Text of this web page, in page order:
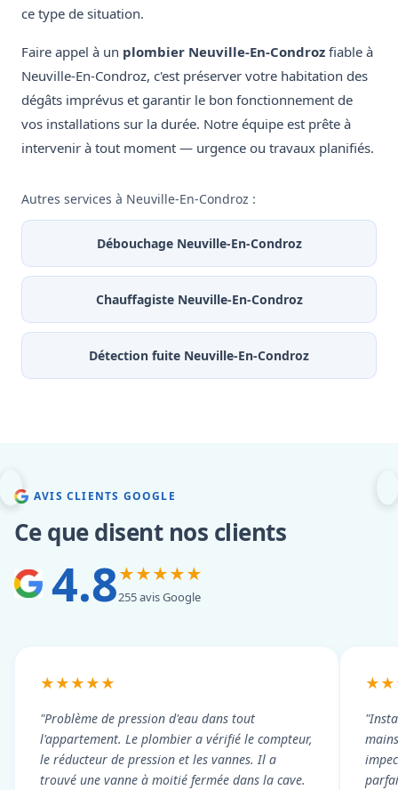
ce type de situation.
Faire appel à un plombier Neuville-En-Condroz fiable à
Neuville-En-Condroz, c'est préserver votre habitation des
dégâts imprévus et garantir le bon fonctionnement de
vos installations sur la durée. Notre équipe est prête à
intervenir à tout moment — urgence ou travaux planifiés.
Autres services à Neuville-En-Condroz :
Débouchage Neuville-En-Condroz
Chauffagiste Neuville-En-Condroz
Détection fuite Neuville-En-Condroz
AVIS CLIENTS GOOGLE
Ce que disent nos clients
4.8★★★★★
255 avis Google
★★★★★
"Problème de pression d'eau dans tout
l'appartement. Le plombier a vérifié le compteur,
le réducteur de pression et les vannes. Il a
trouvé une vanne à moitié fermée dans la cave.